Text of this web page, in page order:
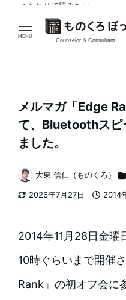
MENU
Counselor & Consultant
メルマガ「Edge
て、Bluetoothスピ
ました。
2026年7月27日
2014
著
者
大東 信仁（ものくろ）
2014年11月28日金曜
10時ぐらいまで開催
Rank」の初オフ会に
✓ あわせて読みたい